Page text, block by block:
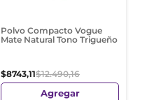
Polvo Compacto Vogue
Mate Natural Tono Trigueño
$8743,11$12.490,16
Agregar